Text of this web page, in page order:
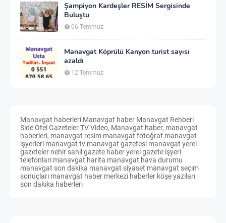
Şampiyon Kardeşler RESİM Sergisinde
Buluştu
06 Temmuz
Manavgat Köprülü Kanyon turist sayısı
azaldı
12 Temmuz
Manavgat haberleri Manavgat haber Manavgat Rehberi
Side Otel Gazeteler TV Video, Manavgat haber, manavgat
haberleri, manavgat resim manavgat fotoğraf manavgat
işyerleri manavgat tv manavgat gazetesi manavgat yerel
gazeteler nehir sahil gazete haber yerel gazete işyeri
telefonları manavgat harita manavgat hava durumu
manavgat son dakika manavgat siyaset manavgat seçim
sonuçları manavgat haber merkezi haberler köşe yazıları
son dakika haberleri